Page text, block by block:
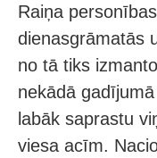
Raiņa
dienasgrāmatās
no tā tiks
nekādā
labāk saprastu
viesa acīm.